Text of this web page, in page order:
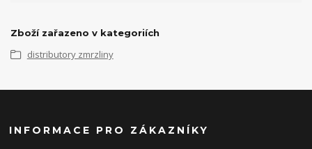
Zboží zařazeno v kategoriích
distributory zmrzliny
INFORMACE PRO ZÁKAZNÍKY